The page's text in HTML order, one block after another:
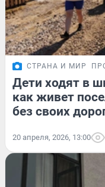
СТРАНА И МИР
Дети ходят в
как живет
без своих
20 апреля, 2026, 13:00